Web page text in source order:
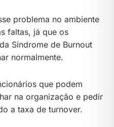
problema no ambiente
faltas, já que os
Síndrome de Burnout
normalmente.
que podem
na organização e pedir
a taxa de turnover.